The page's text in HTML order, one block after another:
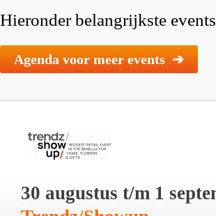
Hieronder belangrijkste
Agenda voor meer events ➔
30 augustus t/m 1